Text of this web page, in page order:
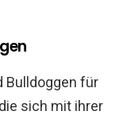
Bulldoggen für
sich mit ihrer